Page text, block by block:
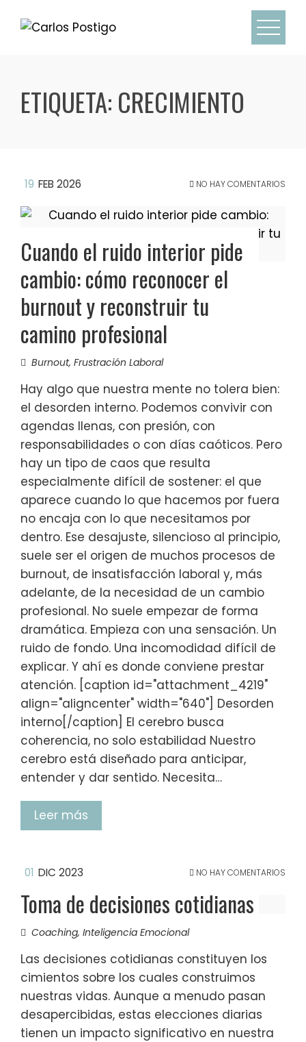
ETIQUETA: CRECIMIENTO
19 FEB 2026 NO HAY COMENTARIOS
Cuando el ruido interior pide
cambio: cómo reconocer el
burnout y reconstruir tu
camino profesional
Burnout, Frustración Laboral
Hay algo que nuestra mente no tolera bien:
el desorden interno. Podemos convivir con
agendas llenas, con presión, con
responsabilidades o con días caóticos. Pero
hay un tipo de caos que resulta
especialmente difícil de sostener: el que
aparece cuando lo que hacemos por fuera
no encaja con lo que necesitamos por
dentro. Ese desajuste, silencioso al principio,
suele ser el origen de muchos procesos de
burnout, de insatisfacción laboral y, más
adelante, de la necesidad de un cambio
profesional. No suele empezar de forma
dramática. Empieza con una sensación. Un
ruido de fondo. Una incomodidad difícil de
explicar. Y ahí es donde conviene prestar
atención. [caption id="attachment_4219"
align="aligncenter" width="640"] Desorden
interno[/caption] El cerebro busca
coherencia, no solo estabilidad Nuestro
cerebro está diseñado para anticipar,
entender y dar sentido. Necesita…
Leer más
01 DIC 2023 NO HAY COMENTARIOS
Toma de decisiones cotidianas
Coaching, Inteligencia Emocional
Las decisiones cotidianas constituyen los
cimientos sobre los cuales construimos
nuestras vidas. Aunque a menudo pasan
desapercibidas, estas elecciones diarias
tienen un impacto significativo en nuestra